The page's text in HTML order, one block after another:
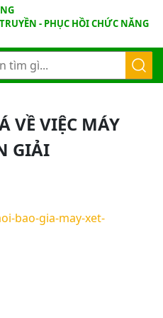
- PHỤC HỒI CHỨC NĂNG
VỀ VIỆC MÁY
GIẢI
bao-gia-may-xet-